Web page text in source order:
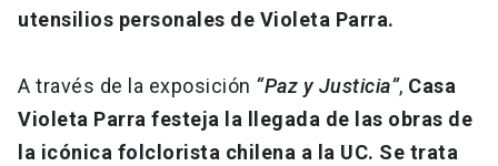
utensilios personales de Violeta Parra.
A través de la exposición “Paz y Justicia”, Casa
Violeta Parra festeja la llegada de las obras de
la icónica folclorista chilena a la UC. Se trata